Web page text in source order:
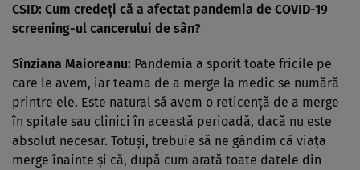
CSID: Cum credeți că a afectat pandemia de COVID-19
screening-ul cancerului de sân?
Sînziana Maioreanu: Pandemia a sporit toate fricile pe
care le avem, iar teama de a merge la medic se numără
printre ele. Este natural să avem o reticență de a merge
în spitale sau clinici în această perioadă, dacă nu este
absolut necesar. Totuși, trebuie să ne gândim că viața
merge înainte și că, după cum arată toate datele din